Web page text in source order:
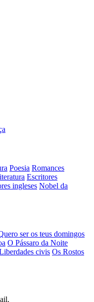
Poesia Romances
Escritores
ingleses Nobel da
ser os teus domingos
O Pássaro da Noite
civis Os Rostos